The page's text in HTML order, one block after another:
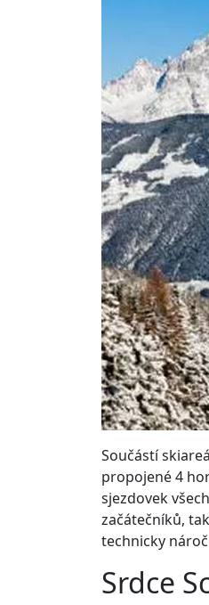
Součástí
propojené 4
sjezdovek
začátečníků,
technicky
Srdce